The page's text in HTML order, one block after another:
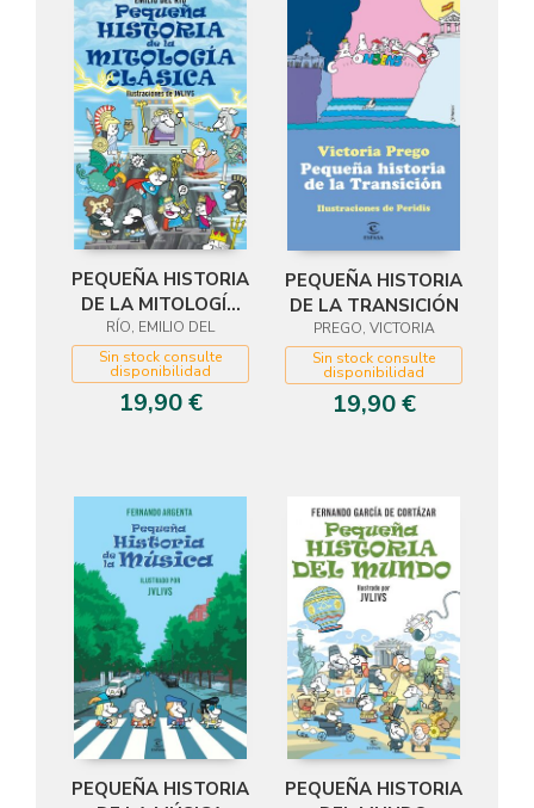
PEQUEÑA HISTORIA
DE LA MITOLOGÍA
CLÁSICA
RÍO, EMILIO DEL
Sin stock consulte
disponibilidad
19,90 €
PEQUEÑA HISTORIA
DE LA TRANSICIÓN
PREGO, VICTORIA
Sin stock consulte
disponibilidad
19,90 €
PEQUEÑA HISTORIA
PEQUEÑA HISTORIA